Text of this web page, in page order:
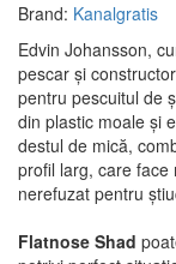
Brand: Kanalgratis
Edvin Johansson,
pescar și
pentru pescuitul de
din plastic moale și
destul de mică,
profil larg, care
nerefuzat pentru
Flatnose Shad